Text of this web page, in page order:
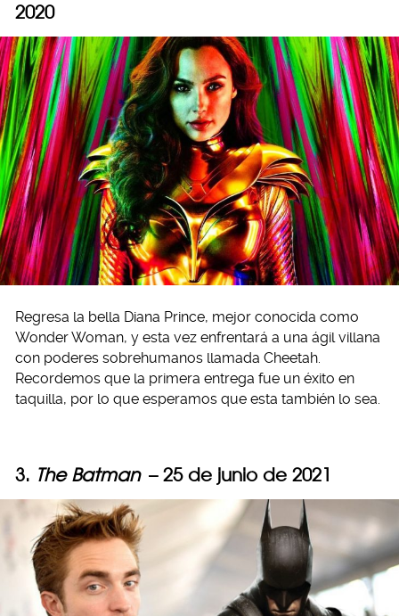
2020
Regresa la bella Diana Prince, mejor conocida como
Wonder Woman, y esta vez enfrentará a una ágil villana
con poderes sobrehumanos llamada Cheetah.
Recordemos que la primera entrega fue un éxito en
taquilla, por lo que esperamos que esta también lo sea.
3. The Batman – 25 de junio de 2021